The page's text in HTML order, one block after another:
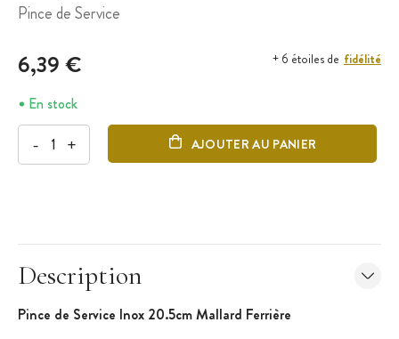
Pince de Service
6,39 € + 6 étoiles de fidélité
En stock
- + AJOUTER AU PANIER
Description
Pince de Service Inox 20.5cm Mallard Ferrière